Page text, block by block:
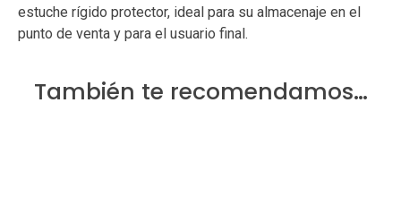
estuche rígido protector, ideal para su almacenaje en el
punto de venta y para el usuario final.
También te recomendamos…